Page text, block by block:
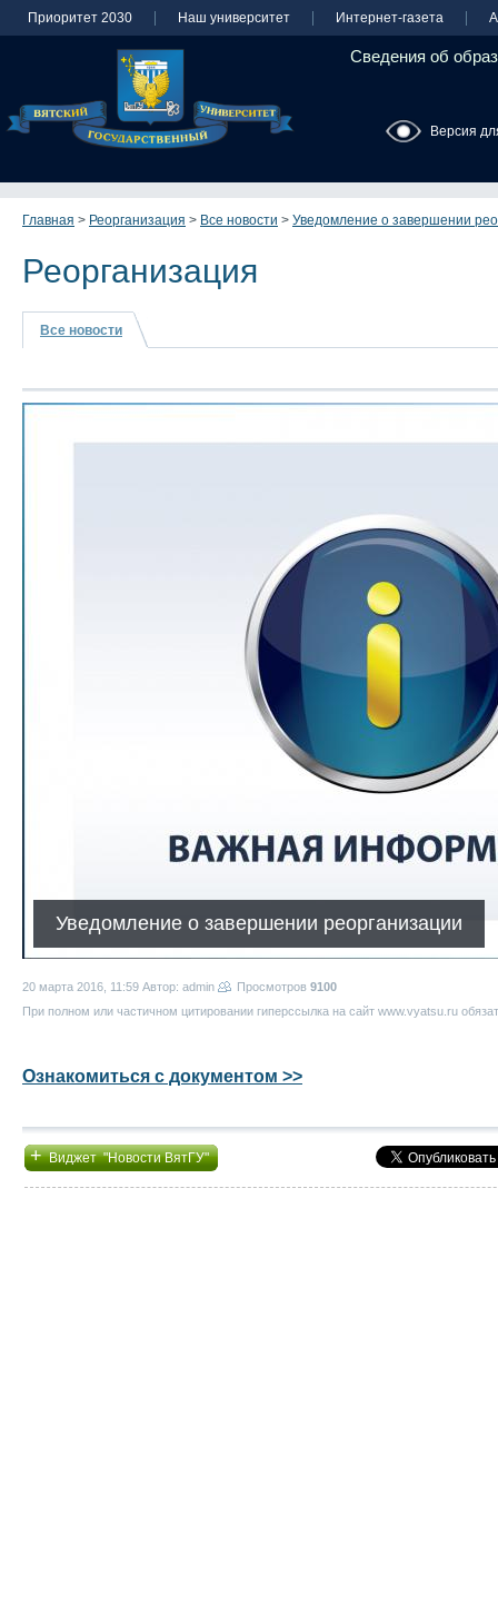
Приоритет 2030 Наш университет Интернет-газета
Сведения об
Версия
Главная > Реорганизация > Все новости > Уведомление о завершении
Реорганизация
Все новости
Уведомление о завершении реорганизации
20 марта 2016, 11:59 Автор: admin Просмотров 9100
При полном или частичном цитировании гиперссылка на сайт www.vyatsu.ru
Ознакомиться с документом >>
+Виджет "Новости ВятГУ"